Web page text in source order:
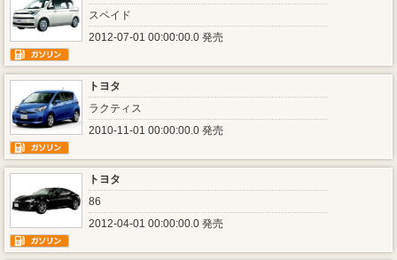
スペイド
2012-07-01 00:00:00.0 発売
トヨタ
ラクティス
2010-11-01 00:00:00.0 発売
トヨタ
86
2012-04-01 00:00:00.0 発売